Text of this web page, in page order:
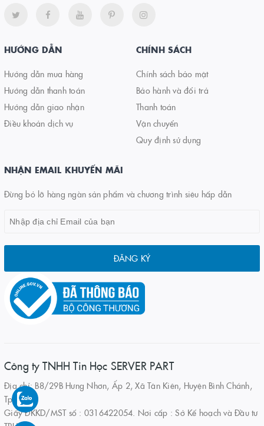
HƯỚNG DẪN
Hướng dẫn mua hàng
Hướng dẫn thanh toán
Hướng dẫn giao nhận
Điều khoản dịch vụ
CHÍNH SÁCH
Chính sách bảo mật
Bảo hành và đổi trả
Thanh toán
Vận chuyển
Quy định sử dụng
NHẬN EMAIL KHUYẾN MÃI
Đừng bỏ lỡ hàng ngàn sản phẩm và chương trình siêu hấp dẫn
ĐĂNG KÝ
Công ty TNHH Tin Học SERVER PART
Địa chỉ: B8/29B Hưng Nhơn, Ấp 2, Xã Tân Kiên, Huyện Bình Chánh,
Tp.HCM
Giấy ĐKKD/MST số : 0316422054. Nơi cấp : Sở Kế hoạch và Đầu tư